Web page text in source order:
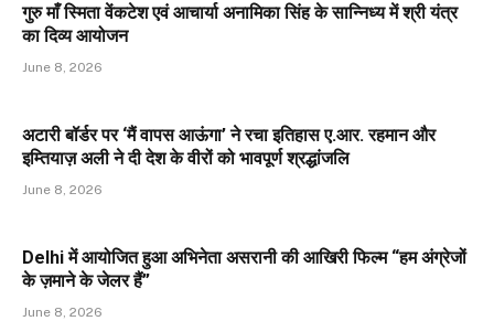
गुरु माँ स्मिता वेंकटेश एवं आचार्या अनामिका सिंह के सान्निध्य में श्री यंत्र
का दिव्य आयोजन
June 8, 2026
अटारी बॉर्डर पर ‘मैं वापस आऊंगा’ ने रचा इतिहास ए.आर. रहमान और
इम्तियाज़ अली ने दी देश के वीरों को भावपूर्ण श्रद्धांजलि
June 8, 2026
Delhi में आयोजित हुआ अभिनेता असरानी की आखिरी फिल्म “हम अंग्रेजों
के ज़माने के जेलर हैं”
June 8, 2026